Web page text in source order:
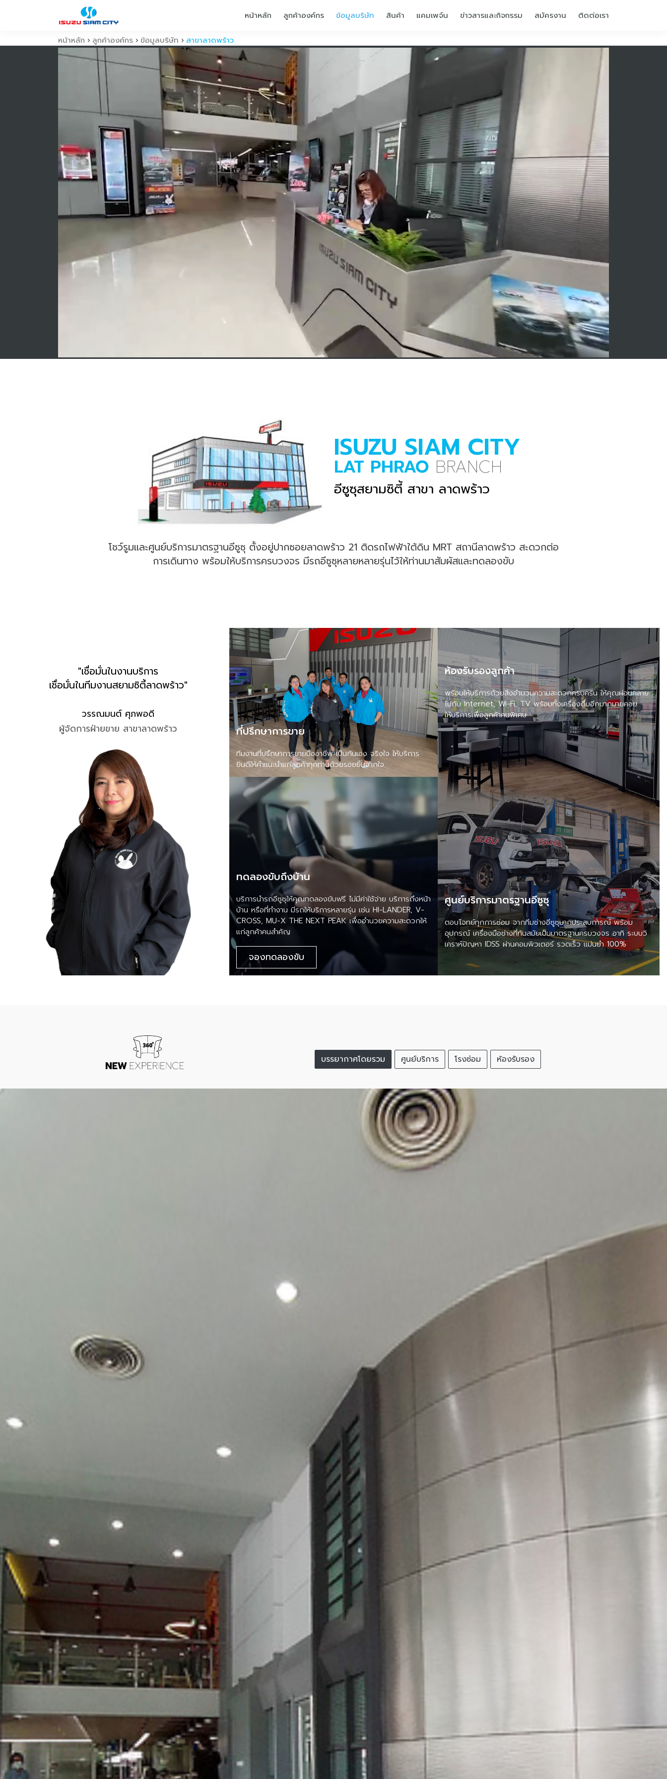
หน้าหลัก ลูกค้าองค์กร ข้อมูลบริษัท สินค้า แคมเพจ์น ข่าวสารและกิจกรรม สมัครงาน ติดต่อเรา
หน้าหลัก ลูกค้าองค์กร ข้อมูลบริษัท สาขาลาดพร้าว
ISUZU SIAM CITY
LAT PHRAO BRANCH
อีซูซุสยามซิตี้ สาขา ลาดพร้าว
โชว์รูมและศูนย์บริการมาตรฐานอีซูซุ ตั้งอยู่ปากซอยลาดพร้าว 21 ติดรถไฟฟ้าใต้ดิน MRT สถานีลาดพร้าว สะดวกต่อ
การเดินทาง พร้อมให้บริการครบวงจร มีรถอีซูซุหลายหลายรุ่นไว้ให้ท่านมาสัมผัสและทดลองขับ
"เชื่อมั่นในงานบริการ
เชื่อมั่นในทีมงานสยามซิตี้ลาดพร้าว"
วรรณมนต์ ศุภพอดี
ผู้จัดการฝ่ายขาย สาขาลาดพร้าว
ที่ปรึกษาการขาย
ทีมงานที่ปรึกษาการขายมืออาชีพ เป็นกันเอง จริงใจ ให้บริการ
ยินดีให้คำแนะนำแก่ลูกค้าทุกท่านด้วยรอยยิ้มจากใจ
ทดลองขับถึงบ้าน
บริการนำรถอีซูซุให้คุณทดลองขับฟรี ไม่มีค่าใช้จ่าย บริการถึงหน้า
บ้าน หรือที่ทำงาน มีรถให้บริการหลายรุ่น เช่น HI-LANDER, V-
CROSS, MU-X THE NEXT PEAK เพื่ออำนวยความสะดวกให้
แก่ลูกค้าคนสำคัญ
จองทดลองขับ
ห้องรับรองลูกค้า
พร้อมให้บริการด้วยสิ่งอำนวนความสะดวกครบครัน ให้คุณผ่อนคลาย
ไปกับ Internet, Wi-Fi, TV พร้อมทั้งเครื่องดื่มอีกมากมายคอย
ให้บริการเพื่อลูกค้าคนพิเศษ
ศูนย์บริการมาตรฐานอีซูซุ
ตอบโจทย์ทุกการซ่อม จากทีมช่างอีซูซุมากประสบการณ์ พร้อม
อุปกรณ์ เครื่องมือช่างที่ทันสมัยเป็นมาตรฐานครบวงจร อาทิ ระบบวิ
เคราห์ปัญหา IDSS ผ่านคอมพิวเตอร์ รวดเร็ว แม่นยำ 100%
บรรยากาศโดยรวม ศูนย์บริการ โรงซ่อม ห้องรับรอง